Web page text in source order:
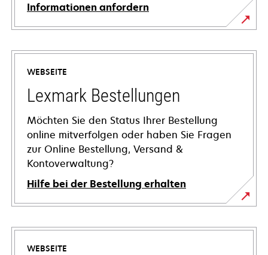
Informationen anfordern
WEBSEITE
Lexmark Bestellungen
Möchten Sie den Status Ihrer Bestellung
online mitverfolgen oder haben Sie Fragen
zur Online Bestellung, Versand &
Kontoverwaltung?
Hilfe bei der Bestellung erhalten
WEBSEITE